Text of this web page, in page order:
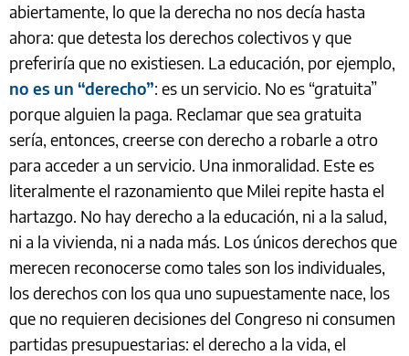
abiertamente, lo que la derecha no nos decía hasta
ahora: que detesta los derechos colectivos y que
preferiría que no existiesen. La educación, por ejemplo,
no es un “derecho”: es un servicio. No es “gratuita”
porque alguien la paga. Reclamar que sea gratuita
sería, entonces, creerse con derecho a robarle a otro
para acceder a un servicio. Una inmoralidad. Este es
literalmente el razonamiento que Milei repite hasta el
hartazgo. No hay derecho a la educación, ni a la salud,
ni a la vivienda, ni a nada más. Los únicos derechos que
merecen reconocerse como tales son los individuales,
los derechos con los qua uno supuestamente nace, los
que no requieren decisiones del Congreso ni consumen
partidas presupuestarias: el derecho a la vida, el